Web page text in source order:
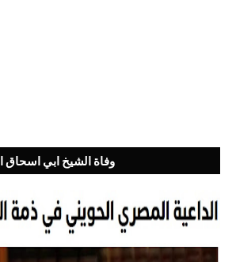
وفاة الشيخ ابي اسحاق